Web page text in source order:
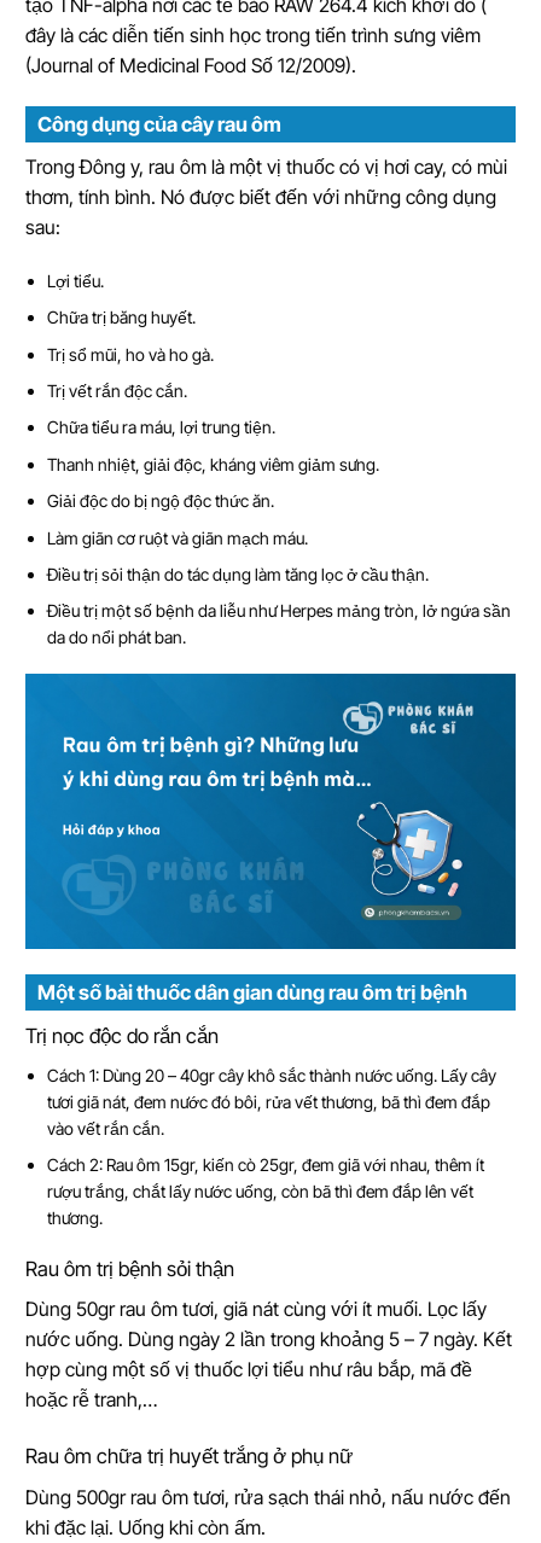
đây là các diễn tiến sinh học trong tiến trình sưng viêm
(Journal of Medicinal Food Số 12/2009).
Công dụng của cây rau ôm
Trong Đông y, rau ôm là một vị thuốc có vị hơi cay, có mùi
thơm, tính bình. Nó được biết đến với những công dụng
sau:
Lợi tiểu.
Chữa trị băng huyết.
Trị sổ mũi, ho và ho gà.
Trị vết rắn độc cắn.
Chữa tiểu ra máu, lợi trung tiện.
Thanh nhiệt, giải độc, kháng viêm giảm sưng.
Giải độc do bị ngộ độc thức ăn.
Làm giãn cơ ruột và giãn mạch máu.
Điều trị sỏi thận do tác dụng làm tăng lọc ở cầu thận.
Điều trị một số bệnh da liễu như Herpes mảng tròn, lở ngứa sần
da do nổi phát ban.
Một số bài thuốc dân gian dùng rau ôm trị bệnh
Trị nọc độc do rắn cắn
Cách 1: Dùng 20 – 40gr cây khô sắc thành nước uống. Lấy cây
tươi giã nát, đem nước đó bôi, rửa vết thương, bã thì đem đắp
vào vết rắn cắn.
Cách 2: Rau ôm 15gr, kiến cò 25gr, đem giã với nhau, thêm ít
rượu trắng, chắt lấy nước uống, còn bã thì đem đắp lên vết
thương.
Rau ôm trị bệnh sỏi thận
Dùng 50gr rau ôm tươi, giã nát cùng với ít muối. Lọc lấy
nước uống. Dùng ngày 2 lần trong khoảng 5 – 7 ngày. Kết
hợp cùng một số vị thuốc lợi tiểu như râu bắp, mã đề
hoặc rễ tranh,…
Rau ôm chữa trị huyết trắng ở phụ nữ
Dùng 500gr rau ôm tươi, rửa sạch thái nhỏ, nấu nước đến
khi đặc lại. Uống khi còn ấm.